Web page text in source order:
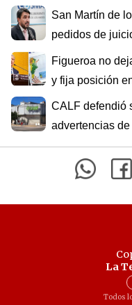
San Martín de
pedidos de
Figueroa no
y fija posición
CALF defendió
advertencias
La
Todos